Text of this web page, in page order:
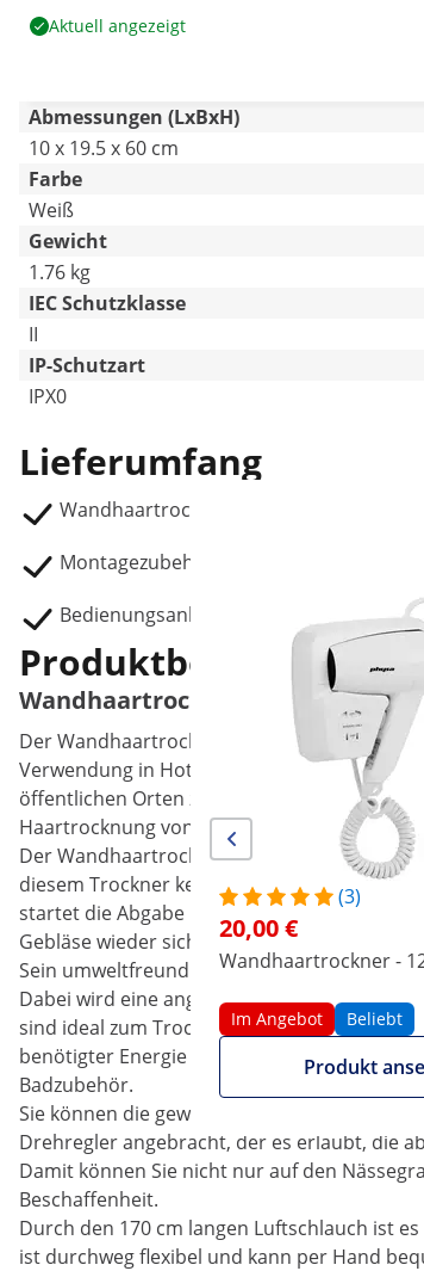
Aktuell angezeigt
Abmessungen (LxBxH)
10 x 19.5 x 60 cm
Farbe
Weiß
Gewicht
1.76 kg
IEC Schutzklasse
II
IP-Schutzart
IPX0
Lieferumfang
Wandhaartrockner ULTIME
Montagezubehör
Bedienungsanleitung
(3)
20,00 €
Wandhaartrockner -
Im Angebot Beliebt
Produkt
Produktbeschreibung
Wandhaartrockner ULTIME
Der Wandhaartrockner ULTIME von Physa
Verwendung in Hotels, Poolanlagen oder
öffentlichen Orten zum Einsatz kommen,
Haartrocknung von Besuchern oder
Der Wandhaartrockner funktioniert ganz
diesem Trockner kein EIN/AUS-Knopf
startet die Abgabe heißer Luft, sodass der
Gebläse wieder sicher an der Aufhängung
Sein umweltfreundlicher ECO-Motor arbeitet
Dabei wird eine angenehme
sind ideal zum Trocknen von Haaren, ohne
benötigter Energie und erreichter Leistung
Badzubehör.
Sie können die gewünschte Luftmenge
Drehregler angebracht, der es erlaubt, die
Damit können Sie nicht nur auf den
Beschaffenheit.
Durch den 170 cm langen Luftschlauch ist
ist durchweg flexibel und kann per Hand